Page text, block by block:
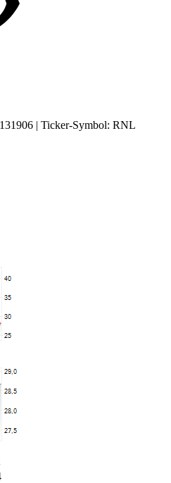
| Ticker-Symbol: RNL